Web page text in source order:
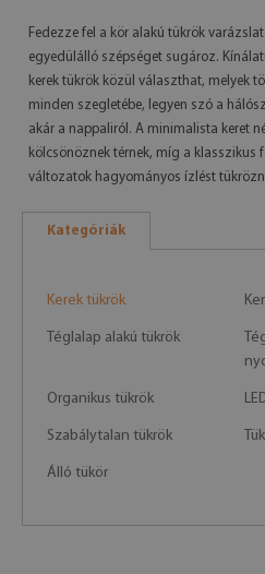
Fedezze fel a kör alakú tükrök
egyedülálló szépséget sugároz.
kerek tükrök közül választhat, melyek
minden szegletébe, legyen szó a
akár a nappaliról. A minimalista keret
kölcsönöznek térnek, míg a klasszikus
változatok hagyományos ízlést
Kategóriák
Kerek tükrök
Téglalap alakú tükrök
Organikus tükrök
Szabálytalan tükrök
Álló tükör